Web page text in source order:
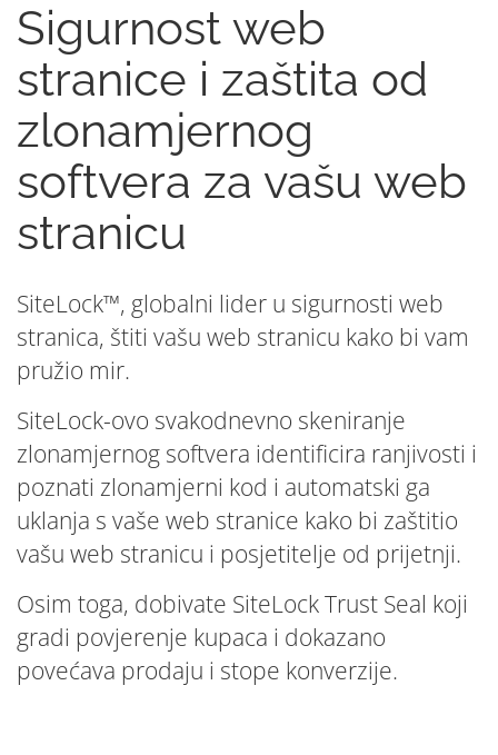
Sigurnost web
stranice i zaštita od
zlonamjernog
softvera za vašu web
stranicu
SiteLock™, globalni lider u sigurnosti web
stranica, štiti vašu web stranicu kako bi vam
pružio mir.
SiteLock-ovo svakodnevno skeniranje
zlonamjernog softvera identificira ranjivosti i
poznati zlonamjerni kod i automatski ga
uklanja s vaše web stranice kako bi zaštitio
vašu web stranicu i posjetitelje od prijetnji.
Osim toga, dobivate SiteLock Trust Seal koji
gradi povjerenje kupaca i dokazano
povećava prodaju i stope konverzije.